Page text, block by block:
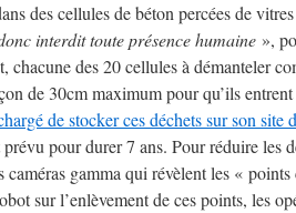
des cellules de béton percées de
interdit toute présence humaine »,
des 20 cellules à démanteler
de 30cm maximum pour qu’ils entrent
de stocker ces déchets sur son site
pour durer 7 ans. Pour réduire les
caméras gamma qui révèlent les «
sur l’enlèvement de ces points, les